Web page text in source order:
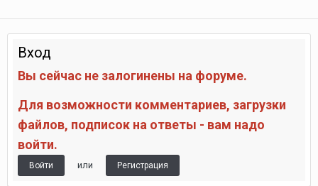
Вход
Вы сейчас не залогинены на форуме.
Для возможности комментариев, загрузки
файлов, подписок на ответы - вам надо
войти.
Войти или Регистрация